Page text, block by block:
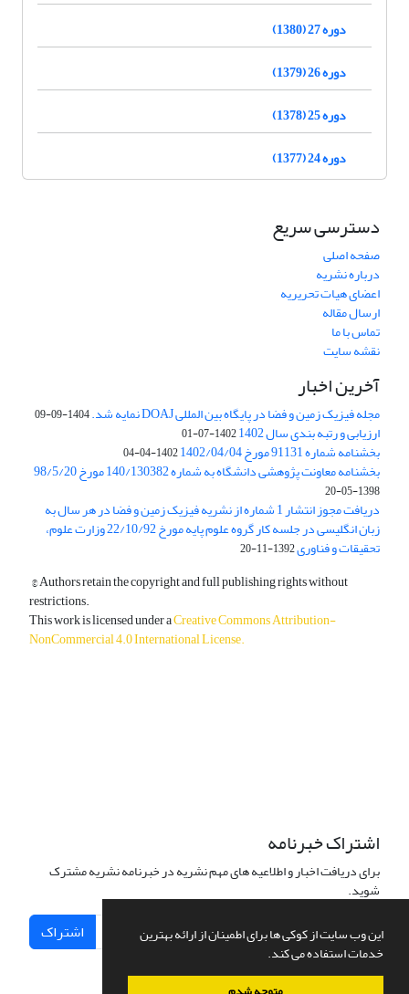
این وب سایت از کوکی ها برای اطمینان از ارائه بهترین
خدمات استفاده می کند.
دوره 27 (1380)
دوره 26 (1379)
دوره 25 (1378)
دوره 24 (1377)
دسترسی سریع
صفحه اصلی
درباره نشریه
اعضای هیات تحریریه
ارسال مقاله
تماس با ما
نقشه سایت
آخرین اخبار
مجله فیزیک زمین و فضا در پایگاه بین المللی DOAJ نمایه شد. 1404-09-09
ارزیابی و رتبه بندی سال 1402 1402-07-01
بخشنامه شماره 91131 مورخ 1402/04/04 1402-04-04
بخشنامه معاونت پژوهشی دانشگاه به شماره 140/130382 مورخ 98/5/20
1398-05-20
دریافت مجوز انتشار 1 شماره از نشریه فیزیک زمین و فضا در هر سال به
زبان انگلیسی در جلسه کار گروه علوم پایه مورخ 22/10/92 وزارت علوم،
تحقیقات و فناوری1392-11-20
© Authors retain the copyright and full publishing rights without
restrictions.
This work is licensed under aCreative Commons Attribution-
NonCommercial 4.0 International License.
اشتراک خبرنامه
برای دریافت اخبار و اطلاعیه های مهم نشریه در خبرنامه نشریه مشترک
شوید.
اشتراک